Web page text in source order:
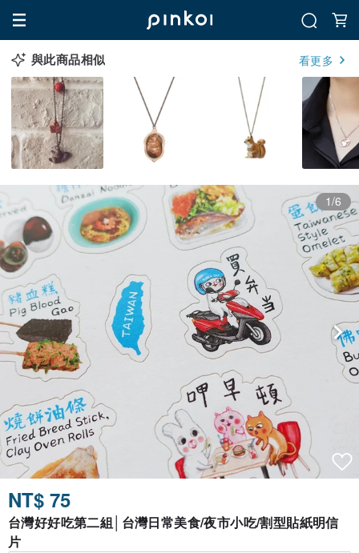
與此商品相似 看更多
1/6
NT$ 75
台灣好好吃第二組│台灣日常美食/夜市小吃/割型貼紙明信
片